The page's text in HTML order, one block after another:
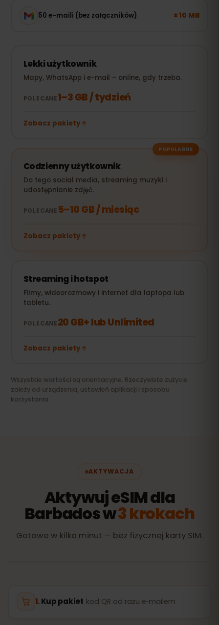
50 e-maili (bez załączników) ± 10 MB
Lekki użytkownik
Mapy, WhatsApp i e-mail – online, gdy trzeba.
POLECANE1–3 GB / tydzień
Zobacz pakiety
POPULARNE
Codzienny użytkownik
Do tego social media, streaming muzyki i
udostępnianie zdjęć.
POLECANE 5–10 GB / miesiąc
Zobacz pakiety
Streaming i hotspot
Filmy, wideorozmowy i internet dla laptopa lub
tabletu.
POLECANE20 GB+ lub Unlimited
Zobacz pakiety
Wszystkie wartości są orientacyjne. Rzeczywiste zużycie
zależy od urządzenia, ustawień aplikacji i sposobu
korzystania.
AKTYWACJA
Aktywuj eSIM dla
Barbados w3 krokach
Gotowe w kilka minut — bez fizycznej karty SIM.
Kup pakiet kod QR od razu e‑mailem